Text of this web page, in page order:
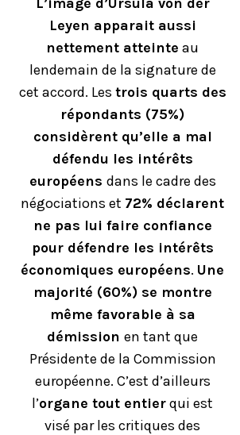
Leyen apparait aussi
nettement atteinte au
lendemain de la signature de
cet accord. Les trois quarts des
répondants (75%)
considèrent qu’elle a mal
défendu les intérêts
européens dans le cadre des
négociations et 72% déclarent
ne pas lui faire confiance
pour défendre les intérêts
économiques européens. Une
majorité (60%) se montre
même favorable à sa
démissionen tant que
Présidente de la Commission
européenne. C’est d’ailleurs
l’organe tout entierqui est
visé par les critiques des